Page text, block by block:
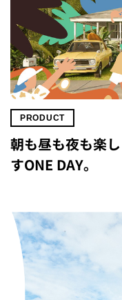
PRODUCT
朝も昼も夜も楽
すONE DAY。